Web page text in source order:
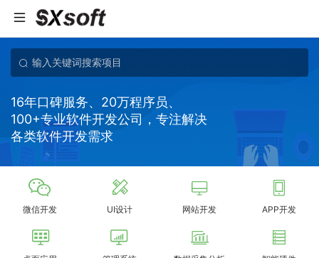
16年口碑服务、20万程序员、
100+专业软件开发公司，专注解决
各类软件开发需求
微信开发 UI设计 网站开发 APP开发